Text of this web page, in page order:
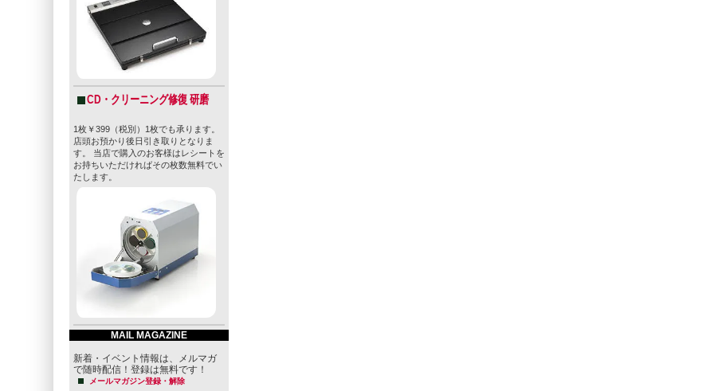
CD・クリーニング修復 研磨
1枚￥399（税別）1枚でも承ります。
店頭お預かり後日引き取りとなりま
す。 当店で購入のお客様はレシートを
お持ちいただければその枚数無料でい
たします。
MAIL MAGAZINE
新着・イベント情報は、メルマガ
で随時配信！登録は無料です！
メールマガジン登録・解除